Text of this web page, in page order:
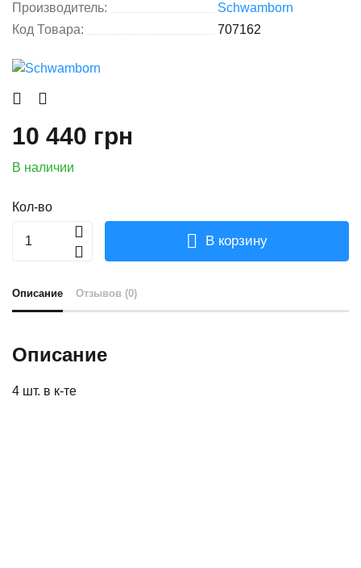
Производитель:
Schwamborn
Код Товара:
707162
10 440 грн
В наличии
Кол-во
В корзину
Описание Отзывов (0)
Описание
4 шт. в к-те